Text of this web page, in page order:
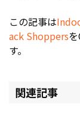
この記事は
ack Shoppers
す。
関連記事